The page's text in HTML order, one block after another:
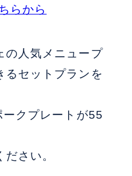
らから
の人気メニュープ
るセットプランを
クプレートが55
さい。